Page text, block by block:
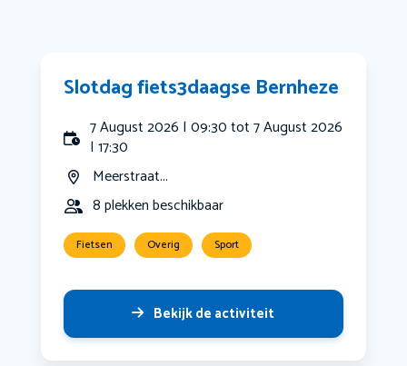
Slotdag fiets3daagse Bernheze
7 August 2026 | 09:30 tot 7 August 2026
| 17:30
Meerstraat...
8 plekken beschikbaar
Fietsen Overig Sport
Bekijk de activiteit